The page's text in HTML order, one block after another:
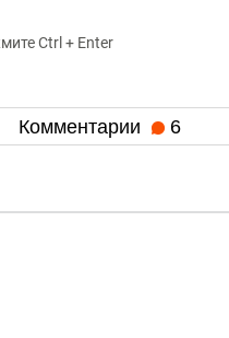
Ctrl + Enter
Комментарии 6